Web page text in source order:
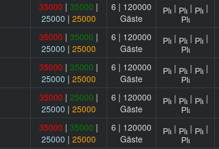
35000 | 35000 |
25000 | 25000
6 | 120000
Gäste
| | |
35000 | 35000 |
25000 | 25000
6 | 120000
Gäste
| | |
35000 | 35000 |
25000 | 25000
6 | 120000
Gäste
| | |
35000 | 25000 |
25000 | 25000
6 | 120000
Gäste
| | |
35000 | 35000 |
25000 | 25000
6 | 120000
Gäste
| | |